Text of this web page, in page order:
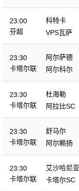
23:00
芬超
科特卡
VPS瓦萨
23:30
卡塔尔联
阿尔萨德
阿尔科尔
23:30
卡塔尔联
杜海勒
阿拉比SC
23:30
卡塔尔联
舒马尔
阿尔赖扬
23:30
卡塔尔联
艾沙哈尼亚
卡塔尔SC